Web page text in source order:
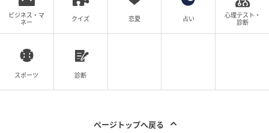
そんな友人の言葉を聞いて、困ったような表情で言い
返します。
「私も副業でプロとしてやってるから、さすがにそれ
ビジネス・マ
ネー
クイズ 恋愛 占い
心理テスト・
診断
スポーツ 診断
ページトップへ戻る